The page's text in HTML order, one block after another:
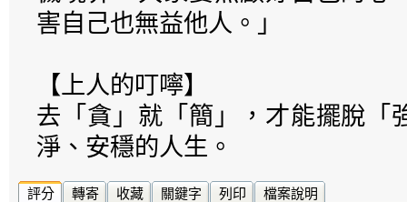
害自己也無益他人。」
【上人的叮嚀】
去「貪」就「簡」，才能擺脫「
淨、安穩的人生。
評分 轉寄 收藏 關鍵字 列印 檔案說明